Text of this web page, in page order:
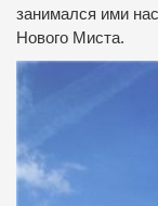
занимался ими
Нового Миста.